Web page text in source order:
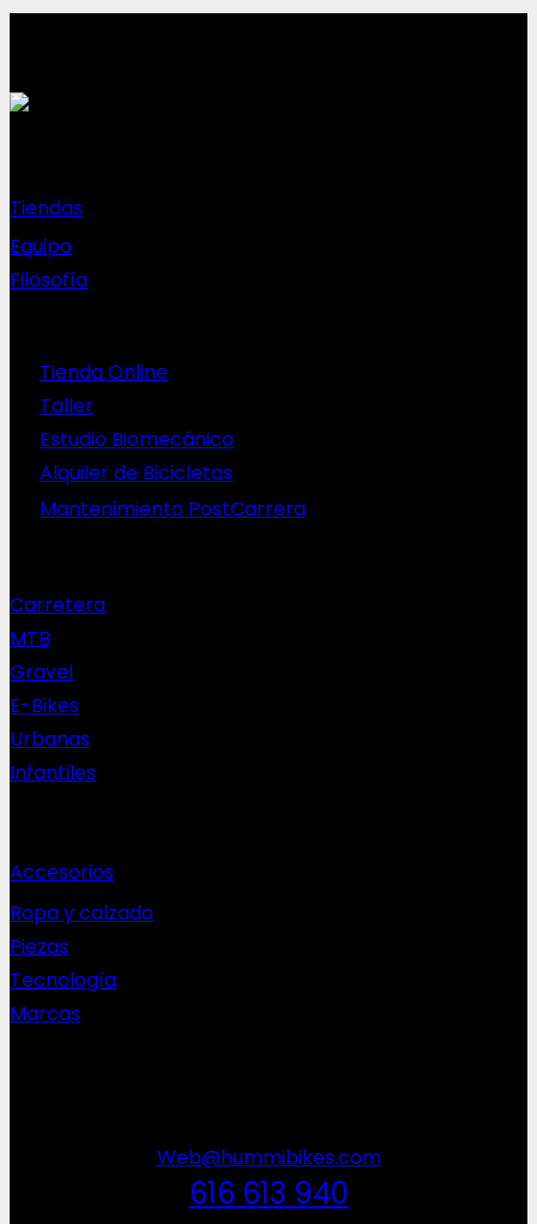
Tiendas
Equipo
Filosofía
Tienda Online
Taller
Estudio Biomecánico
Alquiler de Bicicletas
Mantenimiento PostCarrera
Carretera
MTB
Gravel
E-Bikes
Urbanas
Infantiles
Accesorios
Ropa y calzado
Piezas
Tecnología
Marcas
Web@hummibikes.com
616 613 940